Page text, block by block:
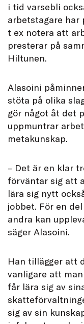
i tid varsebli
arbetstagare har
t ex notera att
presterar på
Hiltunen.
Alasoini
stöta på olika
gör något åt det
uppmuntrar
metakunskap.
– Det är en klar
förväntar sig att
lära sig nytt
jobbet. För en
andra kan
säger Alasoini.
Han tillägger att
vanligare att
får lära sig av
sig av sin